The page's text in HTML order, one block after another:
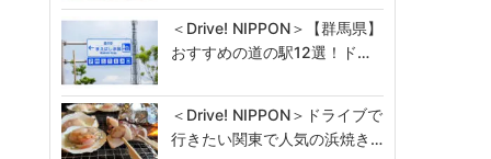
＜Drive! NIPPON＞【群馬県】
おすすめの道の駅12選！ド…
＜Drive! NIPPON＞ドライブで
行きたい関東で人気の浜焼き…